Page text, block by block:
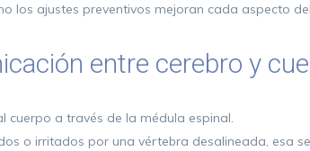
los ajustes preventivos mejoran cada aspecto
entre cerebro y
cuerpo a través de la médula espinal.
o irritados por una vértebra desalineada, esa